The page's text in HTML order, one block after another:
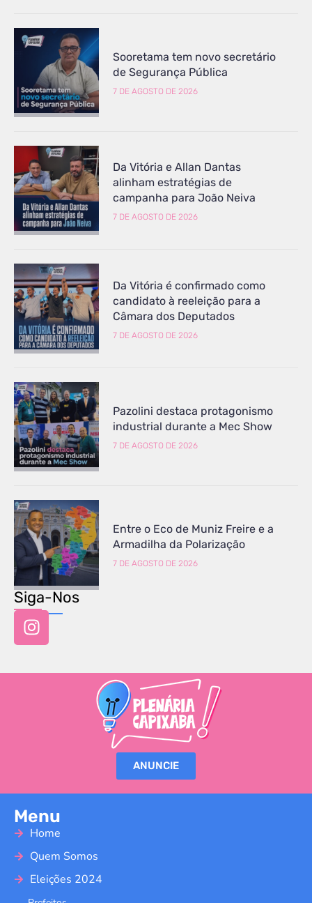
Sooretama tem novo secretário
de Segurança Pública
7 DE AGOSTO DE 2026
Da Vitória e Allan Dantas
alinham estratégias de
campanha para João Neiva
7 DE AGOSTO DE 2026
Da Vitória é confirmado como
candidato à reeleição para a
Câmara dos Deputados
7 DE AGOSTO DE 2026
Pazolini destaca protagonismo
industrial durante a Mec Show
7 DE AGOSTO DE 2026
Entre o Eco de Muniz Freire e a
Armadilha da Polarização
7 DE AGOSTO DE 2026
Siga-Nos
ANUNCIE
Menu
Home
Quem Somos
Eleições 2024